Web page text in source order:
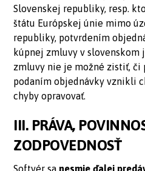
Slovenskej republiky, resp.
štátu Európskej únie mimo
republiky, potvrdením
kúpnej zmluvy v slovenskom
zmluvy nie je možné zistiť, či
podaním objednávky vznikli
chyby opravovať.
III. PRÁVA,
ZODPOVEDNOSŤ
Softvér sa nesmie ďalej